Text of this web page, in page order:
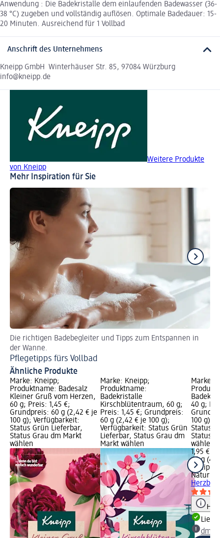
Anwendung : Die Badekristalle dem einlaufenden Badewasser (36-
38 °C) zugeben und vollständig auflösen. Optimale Badedauer: 15-
20 Minuten. Ausreichend für 1 Vollbad
Anschrift des Unternehmens
Kneipp GmbH Winterhäuser Str. 85, 97084 Würzburg
info@kneipp.de
Weitere Produkte
von Kneipp
Mehr Inspiration für Sie
Die richtigen Badebegleiter und Tipps zum Entspannen in
der Wanne.
Pflegetipps fürs Vollbad
Ähnliche Produkte
Marke: Kneipp;
Produktname: Badesalz
Kleiner Gruß vom Herzen,
60 g; Preis: 1,45 €;
Grundpreis: 60 g (2,42 € je
100 g); Verfügbarkeit:
Status Grün Lieferbar,
Status Grau dm Markt
wählen
Marke: Kneipp;
Produktname:
Badekristalle
Kirschblütentraum, 60 g;
Preis: 1,45 €; Grundpreis:
60 g (2,42 € je 100 g);
Verfügbarkeit: Status Grün
Lieferbar, Status Grau dm
Markt wählen
Marke:
40 g;
100 g);
Status
Status
wählen
1,95 €
40 g
Kneipp
dm